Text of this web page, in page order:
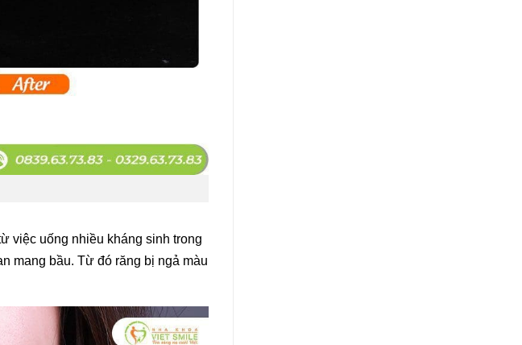
việc uống nhiều kháng sinh trong
mang bầu. Từ đó răng bị ngả màu